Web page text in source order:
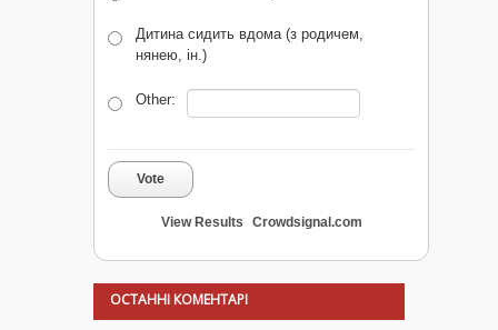
Дитина сидить вдома (з родичем,
нянею, ін.)
Other:
Vote
View Results Crowdsignal.com
ОСТАННІ КОМЕНТАРІ